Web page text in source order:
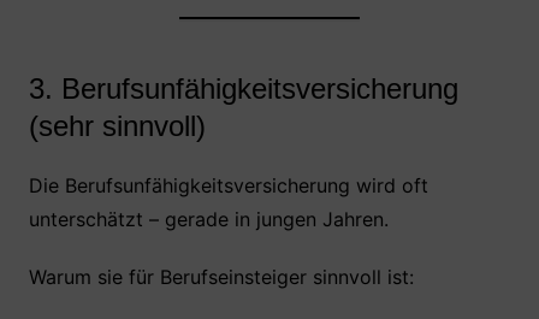
3. Berufsunfähigkeitsversicherung
(sehr sinnvoll)
Die Berufsunfähigkeitsversicherung wird oft
unterschätzt – gerade in jungen Jahren.
Warum sie für Berufseinsteiger sinnvoll ist: